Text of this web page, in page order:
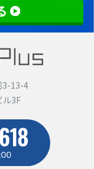
3-13-4
3F